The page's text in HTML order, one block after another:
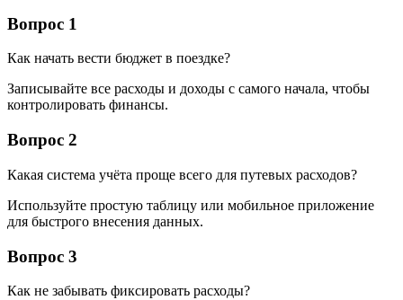
Вопрос 1
Как начать вести бюджет в поездке?
Записывайте все расходы и доходы с самого начала, чтобы
контролировать финансы.
Вопрос 2
Какая система учёта проще всего для путевых расходов?
Используйте простую таблицу или мобильное приложение
для быстрого внесения данных.
Вопрос 3
Как не забывать фиксировать расходы?